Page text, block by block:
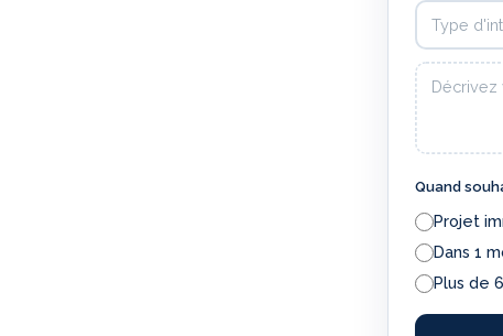
Type
Votre
Quand
Projet
Dans 1
Plus de